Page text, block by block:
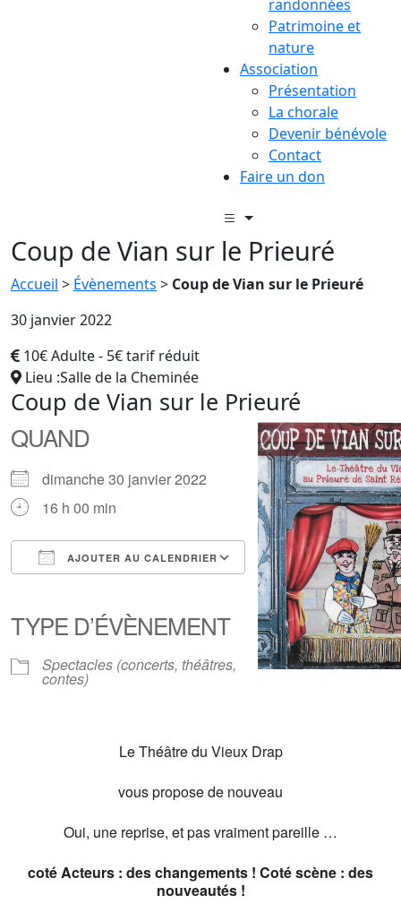
randonnées
Patrimoine et
nature
Association
Présentation
La chorale
Devenir bénévole
Contact
Faire un don
Coup de Vian sur le Prieuré
Accueil > Évènements > Coup de Vian sur le Prieuré
30 janvier 2022
10€ Adulte - 5€ tarif réduit
Lieu :Salle de la Cheminée
Coup de Vian sur le Prieuré
QUAND
dimanche 30 janvier 2022
16 h 00 min
AJOUTER AU CALENDRIER
Outlook Live
TYPE D’ÉVÈNEMENT
Spectacles (concerts, théâtres,
contes)
Le Théâtre du Vieux Drap
vous propose de nouveau
Oui, une reprise, et pas vraiment pareille …
coté Acteurs : des changements ! Coté scène : des
nouveautés !